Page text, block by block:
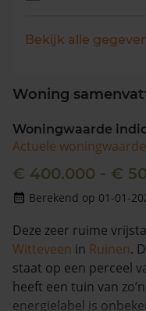
Bekijk alle
Woning
Woningwaarde
Actuele
€ 400.000 - €
Berekend op 01-01-
Deze zeer ruime
Witteveen in Ruinen.
staat op een perceel
heeft een tuin van
energielabel is